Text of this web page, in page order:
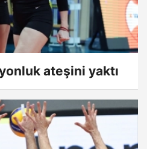
ateşini yaktı